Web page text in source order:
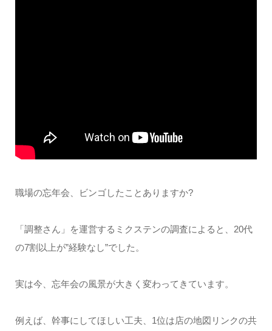
職場の忘年会、ビンゴしたことありますか?
「調整さん」を運営するミクステンの調査によると、20代
の7割以上が”経験なし”でした。
実は今、忘年会の風景が大きく変わってきています。
例えば、幹事にしてほしい工夫、1位は店の地図リンクの共